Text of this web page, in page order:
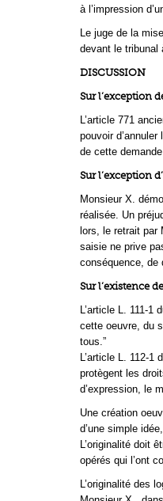
à l’impression
Le juge de la
devant le tribunal
DISCUSSION
Sur l’exception
L’article 771
pouvoir
de cette
Sur l’exception
Monsieur X.
réalisée. Un
lors, le retrait par
saisie ne prive
conséquence, de
Sur l’existence
L’article L. 111-1
cette oeuvre, du
tous.”
L’article L. 112-
protègent les
d’expression, le
Une création
d’une simple
L’originalité doit
opérés qui l’ont
L’originalité des